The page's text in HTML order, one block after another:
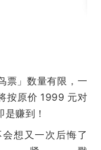
票」数量有限，一
按原价 1999 元对
赚到！
想又一次后悔了